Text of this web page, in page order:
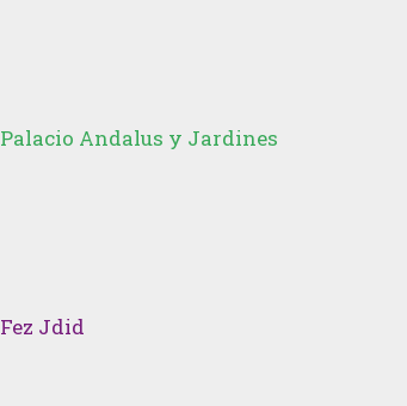
Palacio Andalus y Jardines
Fez Jdid